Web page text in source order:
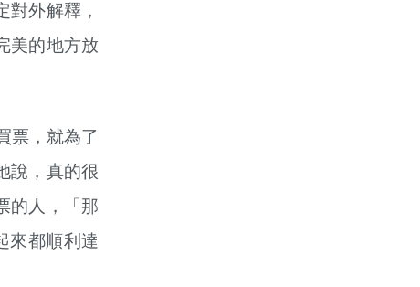
外解釋，
美的地方放
票，就為了
說，真的很
的人，「那
來都順利達